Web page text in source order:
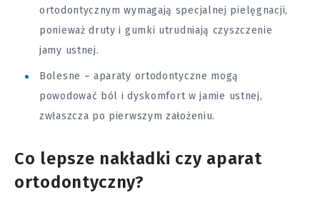
ortodontycznym wymagają specjalnej pielęgnacji,
ponieważ druty i gumki utrudniają czyszczenie
jamy ustnej.
Bolesne – aparaty ortodontyczne mogą
powodować ból i dyskomfort w jamie ustnej,
zwłaszcza po pierwszym założeniu.
Co lepsze nakładki czy aparat
ortodontyczny?